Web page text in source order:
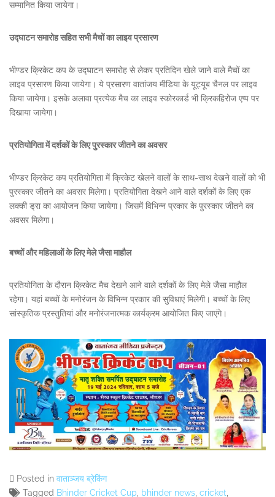
सम्मानित किया जायेगा।
उद्घाटन समारोह सहित सभी मैचों का लाइव प्रसारण
भीण्डर क्रिकेट कप के उद्घाटन समारोह से लेकर प्रतिदिन खेले जाने वाले मैचों का
लाइव प्रसारण किया जायेगा। ये प्रसारण वातांजय मीडिया के यूट्यूब चैनल पर लाइव
किया जायेगा। इसके अलावा प्रत्येक मैच का लाइव स्कोरकार्ड भी क्रिकहिरोज एप्प पर
दिखाया जायेगा।
प्रतियोगिता में दर्शकों के लिए पुरस्कार जीतने का अवसर
भीण्डर क्रिकेट कप प्रतियोगिता में क्रिकेट खेलने वालों के साथ-साथ देखने वालों को भी
पुरस्कार जीतने का अवसर मिलेगा। प्रतियोगिता देखने आने वाले दर्शकों के लिए एक
लक्की ड्रा का आयोजन किया जायेगा। जिसमें विभिन्न प्रकार के पुरस्कार जीतने का
अवसर मिलेगा।
बच्चों और महिलाओं के लिए मेले जैसा माहौल
प्रतियोगिता के दौरान क्रिकेट मैच देखने आने वाले दर्शकों के लिए मेले जैसा माहौल
रहेगा‌। यहां बच्चों के मनोरंजन के विभिन्न प्रकार की सुविधाएं मिलेगी। बच्चों के लिए
सांस्कृतिक प्रस्तुतियां और मनोरंजनात्मक कार्यक्रम आयोजित किए जाएंगे।
Posted in वाताञ्जय ब्रेकिंग
Tagged Bhinder Cricket Cup bhinder news cricket